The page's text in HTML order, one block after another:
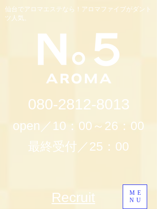
仙台でアロマエステなら！アロマファイブがダント
ツ人気。
080-2812-8013
open／10：00～26：00
最終受付／25：00
ME
NU
Recruit